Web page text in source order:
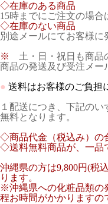
◇在庫のある商品
15時までにご注文の場合
◇在庫のない商品
別途メールにてお客様に
※
土・日・祝日も商品
商品の発送及び受注メー
● 送料はお客様のご負担
１配送につき、下記の
無料となります。
◇商品代金（税込み）の
◇送料無料商品が、一品
沖縄県の方は9,800円(税
ります。
※沖縄県への化粧品類の
程お時間がかかりますの